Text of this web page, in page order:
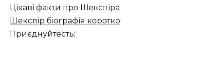
Цікаві факти про Шекспіра
Шекспір біографія коротко
Приєднуйтесть: